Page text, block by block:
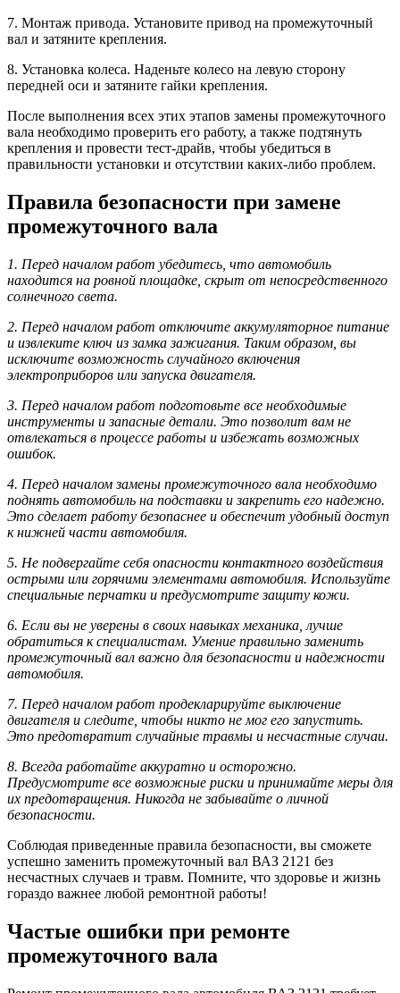
7. Монтаж привода. Установите привод на промежуточный
вал и затяните крепления.
8. Установка колеса. Наденьте колесо на левую сторону
передней оси и затяните гайки крепления.
После выполнения всех этих этапов замены промежуточного
вала необходимо проверить его работу, а также подтянуть
крепления и провести тест-драйв, чтобы убедиться в
правильности установки и отсутствии каких-либо проблем.
Правила безопасности при замене
промежуточного вала
1. Перед началом работ убедитесь, что автомобиль
находится на ровной площадке, скрыт от непосредственного
солнечного света.
2. Перед началом работ отключите аккумуляторное питание
и извлеките ключ из замка зажигания. Таким образом, вы
исключите возможность случайного включения
электроприборов или запуска двигателя.
3. Перед началом работ подготовьте все необходимые
инструменты и запасные детали. Это позволит вам не
отвлекаться в процессе работы и избежать возможных
ошибок.
4. Перед началом замены промежуточного вала необходимо
поднять автомобиль на подставки и закрепить его надежно.
Это сделает работу безопаснее и обеспечит удобный доступ
к нижней части автомобиля.
5. Не подвергайте себя опасности контактного воздействия
острыми или горячими элементами автомобиля. Используйте
специальные перчатки и предусмотрите защиту кожи.
6. Если вы не уверены в своих навыках механика, лучше
обратиться к специалистам. Умение правильно заменить
промежуточный вал важно для безопасности и надежности
автомобиля.
7. Перед началом работ продекларируйте выключение
двигателя и следите, чтобы никто не мог его запустить.
Это предотвратит случайные травмы и несчастные случаи.
8. Всегда работайте аккуратно и осторожно.
Предусмотрите все возможные риски и принимайте меры для
их предотвращения. Никогда не забывайте о личной
безопасности.
Соблюдая приведенные правила безопасности, вы сможете
успешно заменить промежуточный вал ВАЗ 2121 без
несчастных случаев и травм. Помните, что здоровье и жизнь
гораздо важнее любой ремонтной работы!
Частые ошибки при ремонте
промежуточного вала